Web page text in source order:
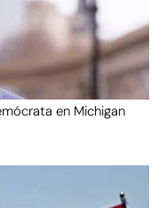
en Michigan